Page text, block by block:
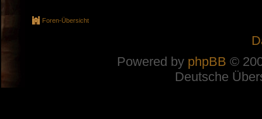
Foren-Übersicht
Powered by phpBB ©
Deutsche